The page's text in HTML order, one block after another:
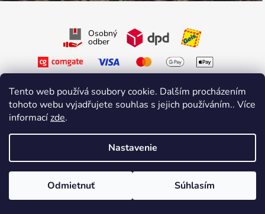
Tento web používá soubory cookie. Dalším procházením
tohoto webu vyjadřujete souhlas s jejich používáním.. Více
informacízde.
Nastavenie
Odmietnuť Súhlasím
Osobný
odber
Sledujte nás na Instagrame
Vytvoril Shoptet Premium&sniperdesign.cz
Copyright 2026Growmarket.cz . Všetky práva vyhradené.